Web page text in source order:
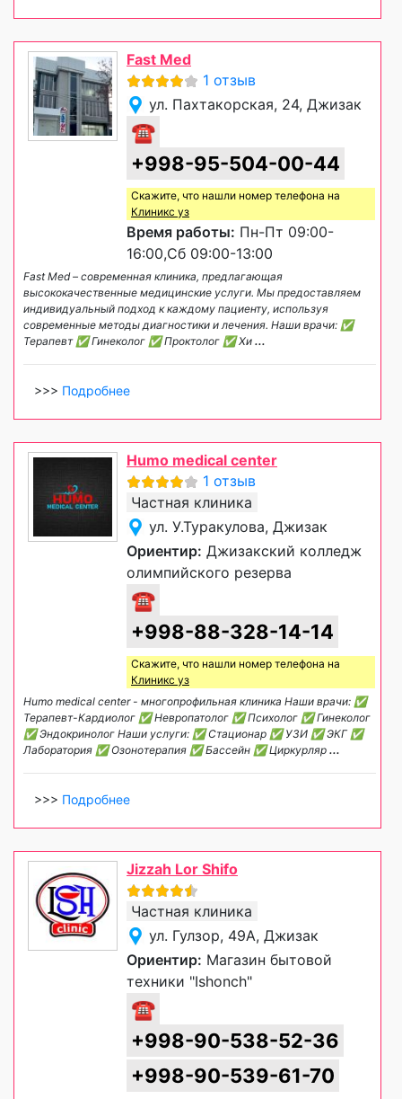
Fast Med
1 отзыв
ул. Пахтакорская, 24, Джизак
☎
+998-95-504-00-44
Скажите, что нашли номер телефона на
Клиникс уз
Время работы: Пн-Пт 09:00-
16:00,Сб 09:00-13:00
Fast Med – современная клиника, предлагающая
высококачественные медицинские услуги. Мы предоставляем
индивидуальный подход к каждому пациенту, используя
современные методы диагностики и лечения. Наши врачи: ✅
Терапевт ✅ Гинеколог ✅ Проктолог ✅ Хи ...
>>> Подробнее
Humo medical center
1 отзыв
Частная клиника
ул. У.Туракулова, Джизак
Ориентир: Джизакский колледж
олимпийского резерва
☎
+998-88-328-14-14
Скажите, что нашли номер телефона на
Клиникс уз
Humo medical center - многопрофильная клиника Наши врачи: ✅️
Терапевт-Кардиолог ✅️ Невропатолог ✅️ Психолог ✅️ Гинеколог
✅️ Эндокринолог Наши услуги: ✅️ Стационар ✅️ УЗИ ✅️ ЭКГ ✅️
Лаборатория ✅️ Озонотерапия ✅️ Бассейн ✅️ Циркурляр ...
>>> Подробнее
Jizzah Lor Shifo
Частная клиника
ул. Гулзор, 49А, Джизак
Ориентир: Магазин бытовой
техники "Ishonch"
☎
+998-90-538-52-36
+998-90-539-61-70